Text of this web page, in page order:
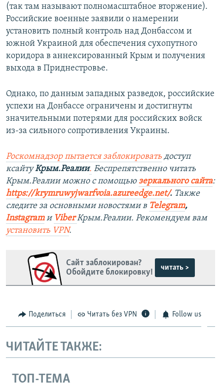
(так там называют полномасштабное вторжение).
Российские военные заявили о намерении
установить полный контроль над Донбассом и
южной Украиной для обеспечения сухопутного
коридора в аннексированный Крым и получения
выхода в Приднестровье.
Однако, по данным западных разведок, российские
успехи на Донбассе ограничены и достигнуты
значительными потерями для российских войск
из-за сильного сопротивления Украины.
Роскомнадзор пытается заблокировать доступ
ксайтуКрым.Реалии. Беспрепятственно читать
Крым.Реалии можно с помощью зеркального сайта:
https://krymruwyjwarfvoia.azureedge.net/. Также
следите за основными новостями в Telegram,
Instagram и ViberКрым.Реалии. Рекомендуем вам
установить VPN.
Сайт заблокирован?
Обойдите блокировку!
читать >
Поделиться Читать без VPN Follow us
ЧИТАЙТЕ ТАКЖЕ:
ТОП-ТЕМА